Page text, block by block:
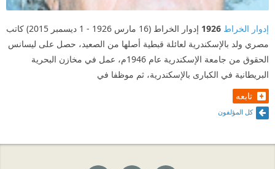
إدوار الخراط 1926
إدوار الخراط (16 مارس 1926 - 1 ديسمبر 2015) كاتب
مصري ولد بالإسكندرية لعائلة قبطية أصلها من الصعيد، حصل على ليسانس
الحقوق من جامعة الإسكندرية عام 1946م، عمل في مخازن البحرية
البريطانية في الكبارى بالإسكندرية، ثم موظفا في
تابعه
كل المؤلفون